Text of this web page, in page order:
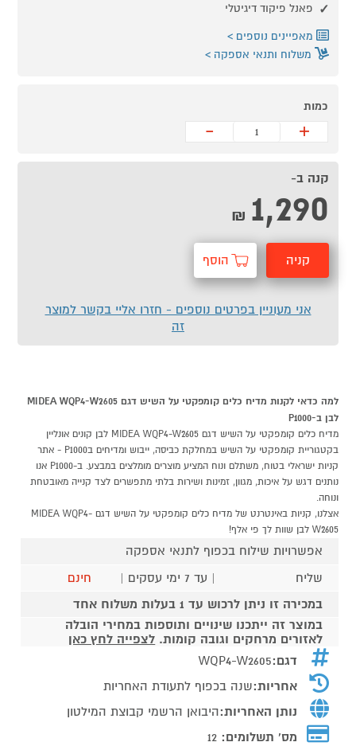
פאנל פיקוד דיגיטלי
מאפיינים נוספים
משלוח ותנאי אספקה
כמות
+
-
קנה ב-
1,290
₪
קניה הוסף
אני מעוניין בפרטים נוספים - חזרו אליי בקשר למוצר
זה
למה כדאי לקנות מדיח כלים קומפקטי על השיש דגם MIDEA WQP4-W2605
לבן ב-P1000
מדיח כלים קומפקטי על השיש דגם MIDEA WQP4-W2605 לבן קונים אונליין
בקטגוריית קומפקטי על השיש במחלקת כביסה, ייבוש ומדיחים בP1000 - אתר
קניות ישראלי בטוח, משתלם ונוח המציע מוצרים מומלצים במבצע. ב-P1000 אנו
נותנים דגש על איכות, מגוון, זמינות ושירות בלתי מתפשרים לצד קנייה מאובטחת
ונוחה.
אצלנו, קניות באינטרנט של מדיח כלים קומפקטי על השיש דגם MIDEA WQP4-
W2605 לבן שוות לך פי אלף!
אפשרויות שילוח בכפוף לתנאי אספקה
שליח
| עד 7 ימי עסקים |
חינם
במכירה זו ניתן לרכוש עד 1 בעלות משלוח אחד
במוצר זה ייתכנו שינויים ותוספות במחירי הובלה
לאזורים מרחקים וגובה קומות. לצפייה לחץ כאן
דגם:WQP4-W2605
אחריות:שנה בכפוף לתעודת האחריות
נותן האחריות:היבואן הרשמי קבוצת המילטון
מס' תשלומים: 12